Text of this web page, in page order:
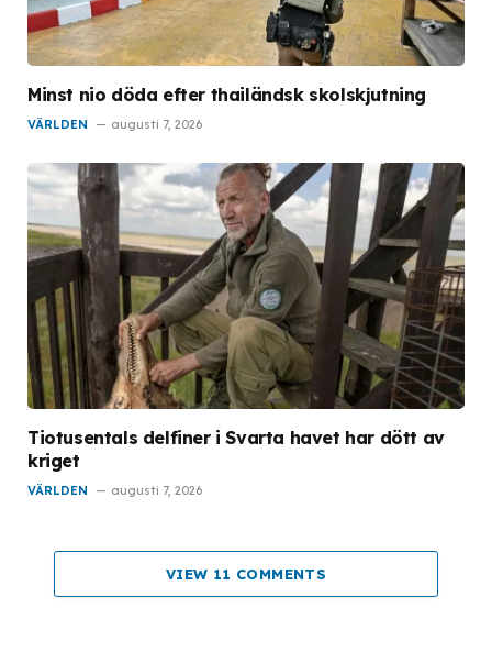
Minst nio döda efter thailändsk skolskjutning
VÄRLDEN augusti 7, 2026
Tiotusentals delfiner i Svarta havet har dött av
kriget
VÄRLDEN augusti 7, 2026
VIEW 11 COMMENTS